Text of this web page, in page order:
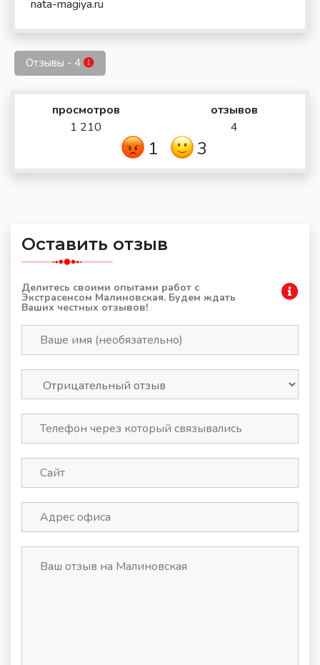
nata-magiya.ru
Отзывы - 4
просмотров
1 210
отзывов
4
1 3
Оставить отзыв
Делитесь своими опытами работ с
Экстрасенсом Малиновская. Будем ждать
Ваших честных отзывов!